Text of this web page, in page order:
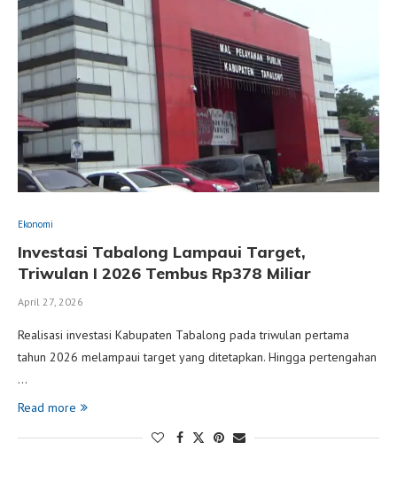
Ekonomi
Investasi Tabalong Lampaui Target,
Triwulan I 2026 Tembus Rp378 Miliar
April 27, 2026
Realisasi investasi Kabupaten Tabalong pada triwulan pertama
tahun 2026 melampaui target yang ditetapkan. Hingga pertengahan
…
Read more